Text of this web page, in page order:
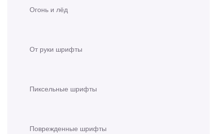
Огонь и лёд
От руки шрифты
Пиксельные шрифты
Поврежденные шрифты